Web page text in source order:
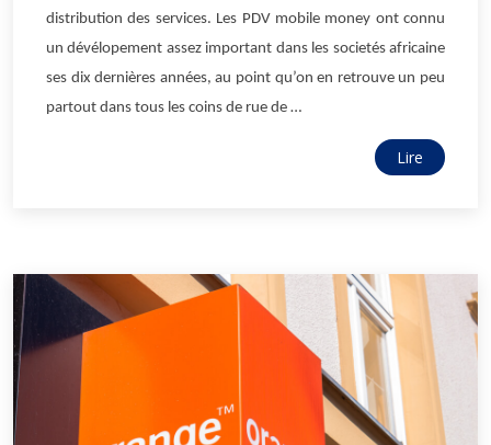
distribution des services. Les PDV mobile money ont connu
un dévélopement assez important dans les societés africaine
ses dix dernières années, au point qu’on en retrouve un peu
partout dans tous les coins de rue de …
Lire